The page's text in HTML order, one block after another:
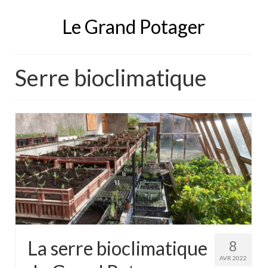
Le Grand Potager
Serre bioclimatique
8
AVR 2022
La serre bioclimatique